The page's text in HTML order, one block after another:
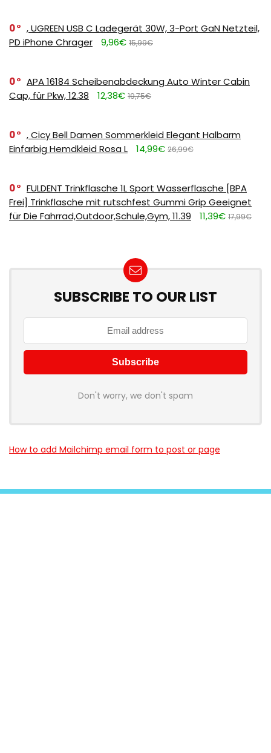
0
, UGREEN USB C Ladegerät 30W, 3-Port GaN Netzteil,
PD iPhone Chrager
9,96€ 15,99€
0
APA 16184 Scheibenabdeckung Auto Winter Cabin
Cap, für Pkw, 12.38
12,38€ 19,75€
0
, Cicy Bell Damen Sommerkleid Elegant Halbarm
Einfarbig Hemdkleid Rosa L
14,99€ 26,99€
0
FULDENT Trinkflasche 1L Sport Wasserflasche [BPA
Frei] Trinkflasche mit rutschfest Gummi Grip Geeignet
für Die Fahrrad,Outdoor,Schule,Gym, 11.39
11,39€ 17,99€
SUBSCRIBE TO OUR LIST
Don't worry, we don't spam
How to add Mailchimp email form to post or page